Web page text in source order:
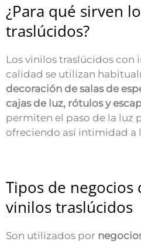
¿Para qué sirven
traslúcidos?
Los vinilos traslúcidos con
calidad se utilizan
decoración de salas de
cajas de luz, rótulos y
permiten el paso de la luz
ofreciendo así intimidad a
Tipos de negocios
vinilos traslúcidos
Son utilizados por